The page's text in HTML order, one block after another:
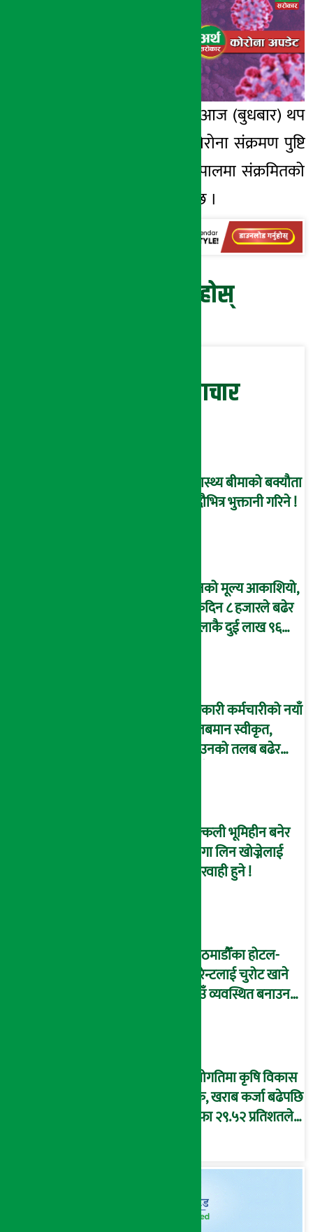
काठमाडौँ । नेपालमा आज (बुधबार) थप
२ सय ७९ जनामा कोरोना संक्रमण पुष्टि
भएको छ । योसंगै नेपालमा संक्रमितको
संख्या ४३६४ पुगेको छ ।
प्रतिक्रिया दिनुहोस्
सम्बन्धित समाचार
स्वास्थ्य बीमाको बक्यौता
भदौभित्र भुक्तानी गरिने !
सुनको मूल्य आकाशियो,
एकैदिन ८ हजारले बढेर
तोलाकै दुई लाख ९६
सरकारी कर्मचारीको नयाँ
तलबमान स्वीकृत,
साउनको तलब बढेर
नक्कली भूमिहीन बनेर
जग्गा लिन खोज्नेलाई
कारवाही हुने !
काठमाडौँका होटल-
रेष्टुरेन्टलाई चुरोट खाने
ठाउँ व्यवस्थित बनाउन
उँधोगतिमा कृषि विकास
बैंक, खराब कर्जा बढेपछि
नाफा २९.५२ प्रतिशतले